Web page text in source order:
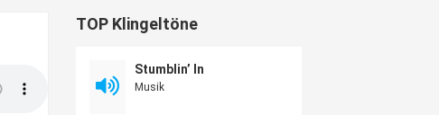
TOP Klingeltöne
Stumblin’ In
Musik